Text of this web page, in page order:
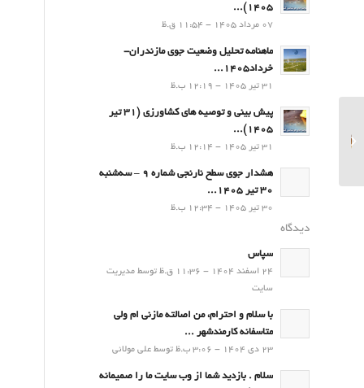
۱۴۰۵)...
07 مرداد 1405 - 11:54 ق.ظ
ماهنامه تحلیل وضعیت جوی مازندران-
خرداد1405...
31 تیر 1405 - 12:19 ب.ظ
پیش بینی و توصیه های کشاورزی (31 تیر
۱۴۰۵)...
31 تیر 1405 - 12:14 ب.ظ
هشدار جوی سطح نارنجی شماره 9 – سه‌شنبه
30 تیر 1405...
30 تیر 1405 - 12:34 ب.ظ
دیدگاه
سپاس
24 اسفند 1404 - 11:36 ق.ظ توسط مدیریت
سایت
با سلام و احترام، من اصالته مازنی ام ولی
متاسفانه کارمندشهر ...
23 دی 1404 - 3:06 ب.ظ توسط علی مولائی
سلام . بازدید شما از وب سایت ما را صمیمانه
پیش بینی و توصیه های